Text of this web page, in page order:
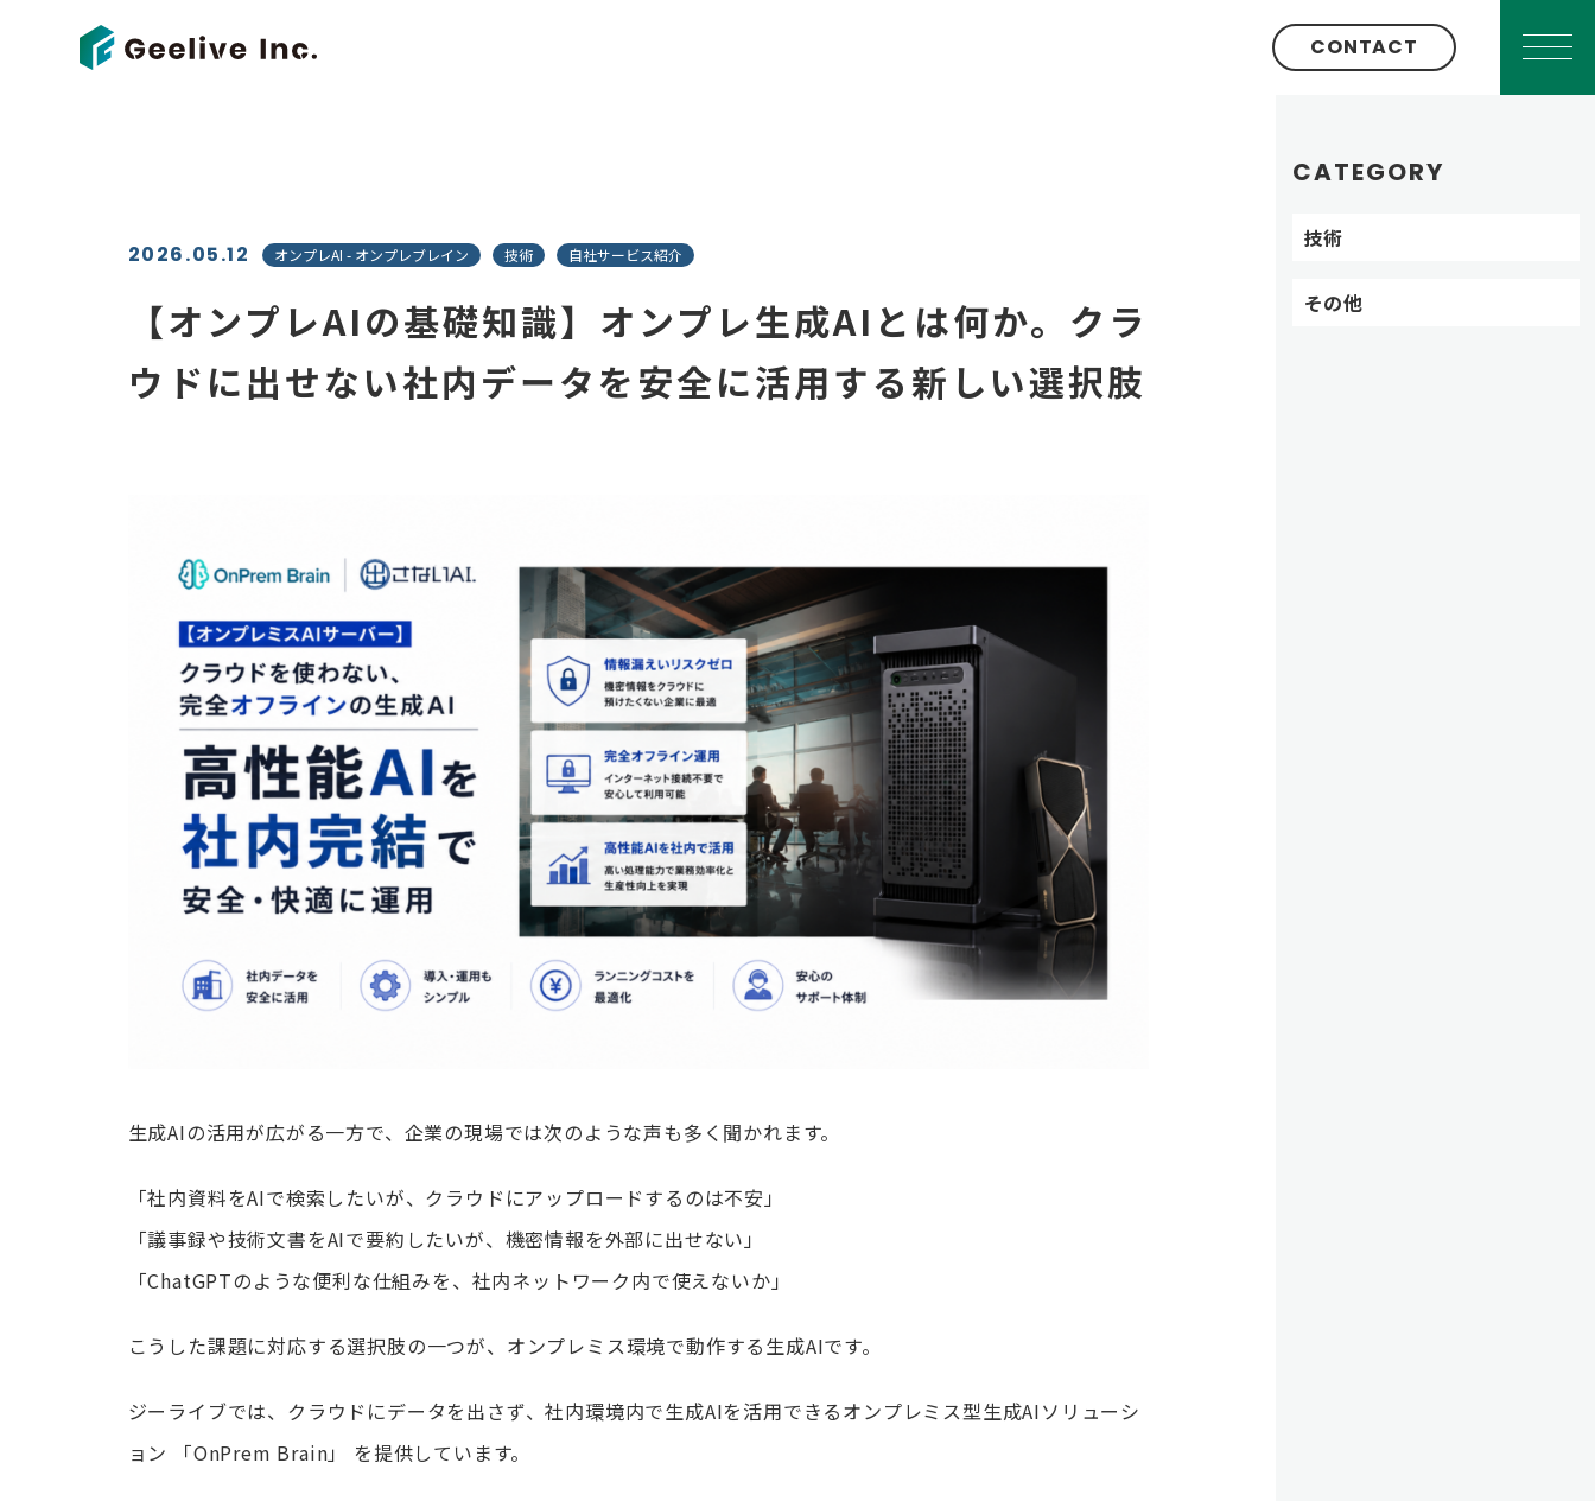
CONTACT
2026.05.12 オンプレAI - オンプレブレイン 技術 自社サービス紹介
【オンプレAIの基礎知識】オンプレ生成AIとは何か。クラ
ウドに出せない社内データを安全に活用する新しい選択肢
生成AIの活用が広がる一方で、企業の現場では次のような声も多く聞かれます。
「社内資料をAIで検索したいが、クラウドにアップロードするのは不安」
「議事録や技術文書をAIで要約したいが、機密情報を外部に出せない」
「ChatGPTのような便利な仕組みを、社内ネットワーク内で使えないか」
こうした課題に対応する選択肢の一つが、 オンプレミス環境で動作する生成AIです。
ジーライブでは、クラウドにデータを出さず、社内環境内で生成AIを活用できるオンプレミス型生成AIソリューシ
ョン
「OnPrem Brain」 を提供しています。
CATEGORY
技術
その他